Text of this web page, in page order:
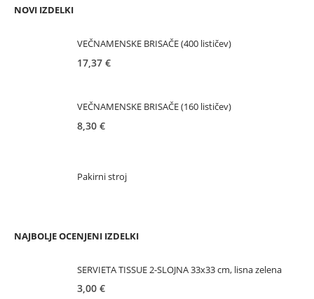
NOVI IZDELKI
VEČNAMENSKE BRISAČE (400 lističev)
17,37 €
VEČNAMENSKE BRISAČE (160 lističev)
8,30 €
Pakirni stroj
NAJBOLJE OCENJENI IZDELKI
SERVIETA TISSUE 2-SLOJNA 33x33 cm, lisna zelena
3,00 €